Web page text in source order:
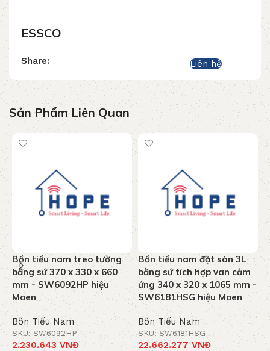
ESSCO
Share: Liên hệ
Sản Phẩm Liên Quan
Bồn tiểu nam treo tường
bằng sứ 370 x 330 x 660
mm - SW6092HP hiệu
Moen
Bồn Tiểu Nam
SKU: SW6092HP
2.230.643VNĐ
Bồn tiểu nam đặt sàn 3L
bằng sứ tích hợp van cảm
ứng 340 x 320 x 1065 mm -
SW6181HSG hiệu Moen
Bồn Tiểu Nam
SKU: SW6181HSG
22.662.277VNĐ